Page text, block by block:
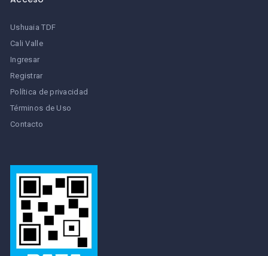
Ushuaia TDF
Cali Valle
Ingresar
Registrar
Política de privacidad
Términos de Uso
Contacto